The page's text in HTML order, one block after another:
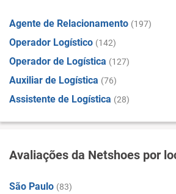
Agente de Relacionamento (197)
Operador Logístico (142)
Operador de Logística (127)
Auxiliar de Logística (76)
Assistente de Logística (28)
Avaliações da Netshoes por
São Paulo (83)